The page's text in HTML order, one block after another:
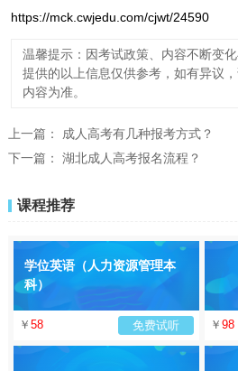
https://mck.cwjedu.com/cjwt/24590
温馨提示：因考试政策、内容不断变
提供的以上信息仅供参考，如有异议
内容为准。
上一篇： 成人高考有几种报考方式？
下一篇： 湖北成人高考报名流程？
课程推荐
学位英语（人力资源管理本
科）
￥ 58 免费试听 ￥ 98